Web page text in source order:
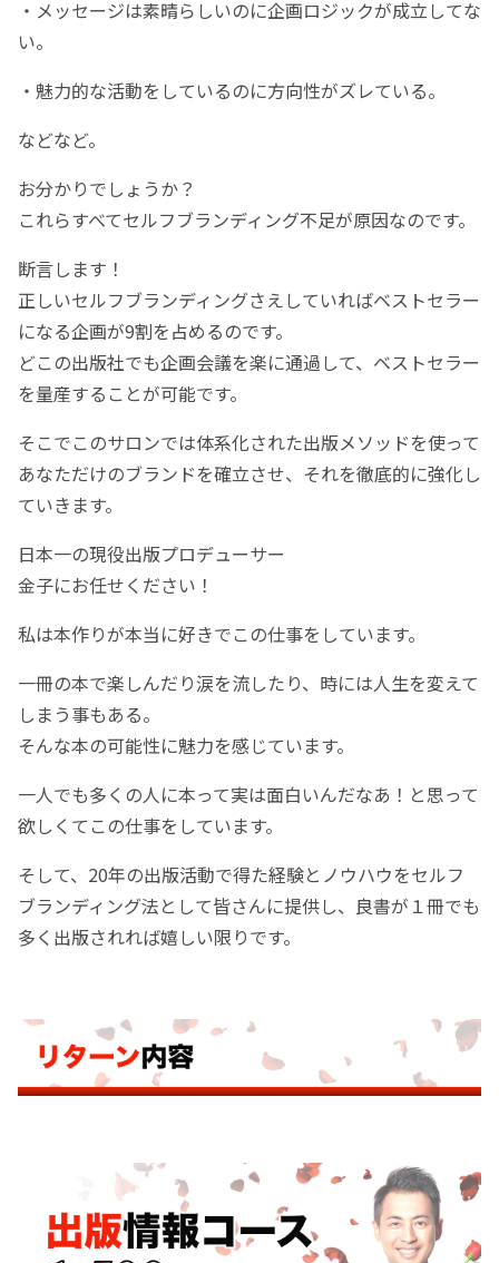
・メッセージは素晴らしいのに企画ロジックが成立してな
い。
・魅力的な活動をしているのに方向性がズレている。
などなど。
お分かりでしょうか？
これらすべてセルフブランディング不足が原因なのです。
断言します！
正しいセルフブランディングさえしていればベストセラー
になる企画が9割を占めるのです。
どこの出版社でも企画会議を楽に通過して、ベストセラー
を量産することが可能です。
そこでこのサロンでは体系化された出版メソッドを使って
あなただけのブランドを確立させ、それを徹底的に強化し
ていきます。
日本一の現役出版プロデューサー
金子にお任せください！
私は本作りが本当に好きでこの仕事をしています。
一冊の本で楽しんだり涙を流したり、時には人生を変えて
しまう事もある。
そんな本の可能性に魅力を感じています。
一人でも多くの人に本って実は面白いんだなあ！と思って
欲しくてこの仕事をしています。
そして、20年の出版活動で得た経験とノウハウをセルフ
ブランディング法として皆さんに提供し、良書が１冊でも
多く出版されれば嬉しい限りです。